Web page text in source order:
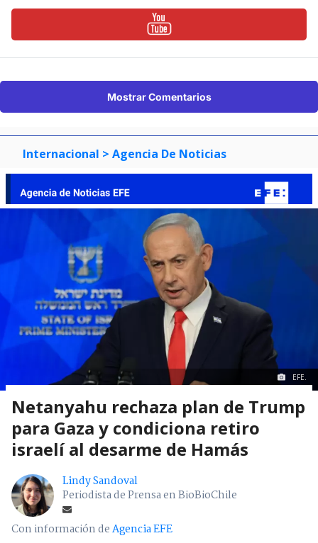
Mostrar Comentarios
Internacional > Agencia De Noticias
EFE.
Netanyahu rechaza plan de Trump
para Gaza y condiciona retiro
israelí al desarme de Hamás
Lindy Sandoval
Periodista de Prensa en BioBioChile
Con información deAgencia EFE